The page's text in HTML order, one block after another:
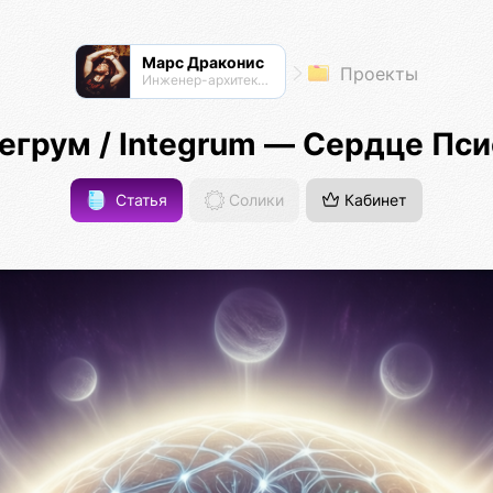
Марс Драконис
Инженер-архитектор Проекты
/ Integrum — Сердце
Статья Солики Кабинет